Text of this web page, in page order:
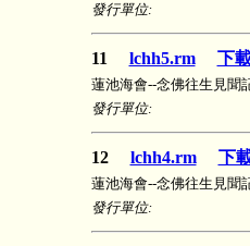
發行單位:
11 lchh5.rm 下
蓮池海會--念佛往生見聞
發行單位:
12 lchh4.rm 下
蓮池海會--念佛往生見聞
發行單位: